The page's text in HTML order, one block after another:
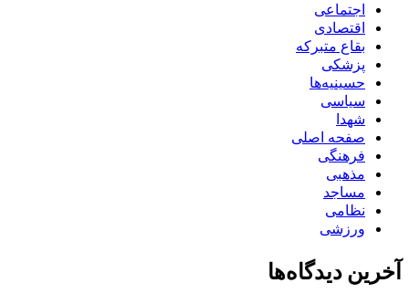
اجتماعی
اقتصادی
بقاع متبرکه
پزشکی
حسینیه‌ها
سیاسی
شهدا
صفحه اصلی
فرهنگی
مذهبی
مساجد
نظامی
ورزشی
آخرین دیدگاه‌ها